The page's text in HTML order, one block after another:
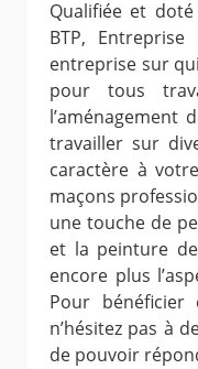
Qualifiée et
BTP,
entreprise sur
pour tous
l’aménagement
travailler sur
caractère à
maçons
une touche de
et la peinture
encore plus
Pour bénéficier
n’hésitez pas à
de pouvoir